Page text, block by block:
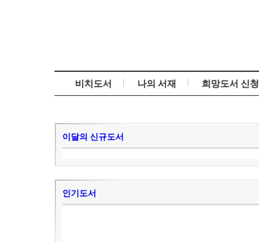
비치도서 나의 서재 희망도서 신청
이달의 신규도서
인기도서